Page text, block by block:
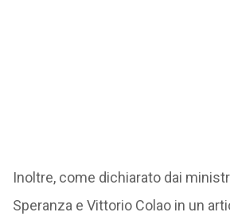
Inoltre, come dichiarato dai
Speranza e Vittorio Colao in un